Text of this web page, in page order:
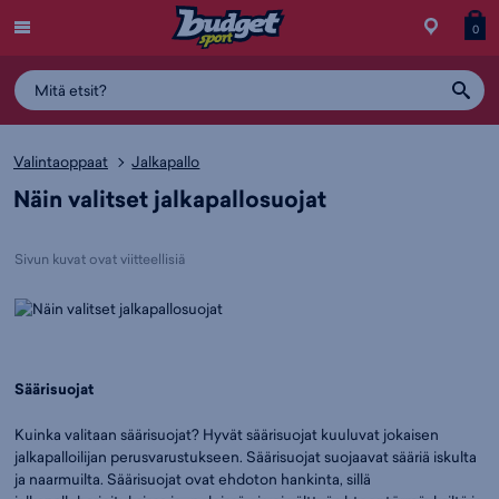
Siirry
0
Valintaoppaat Jalkapallo
Näin valitset jalkapallosuojat
Sivun kuvat ovat viitteellisiä
Säärisuojat
Kuinka valitaan säärisuojat? Hyvät säärisuojat kuuluvat jokaisen
jalkapalloilijan perusvarustukseen. Säärisuojat suojaavat sääriä iskulta
ja naarmuilta. Säärisuojat ovat ehdoton hankinta, sillä